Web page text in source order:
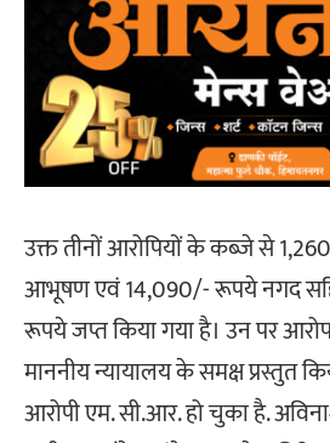
उक्त तीनों आरोपियों के कब्जे से
आभूषण एवं 14,090/- रूपये नगद
रूपये जप्त किया गया है। उन पर
माननीय न्यायालय के समक्ष प्रस्तुत
आरोपी एम. सी.आर. हो चुका है.